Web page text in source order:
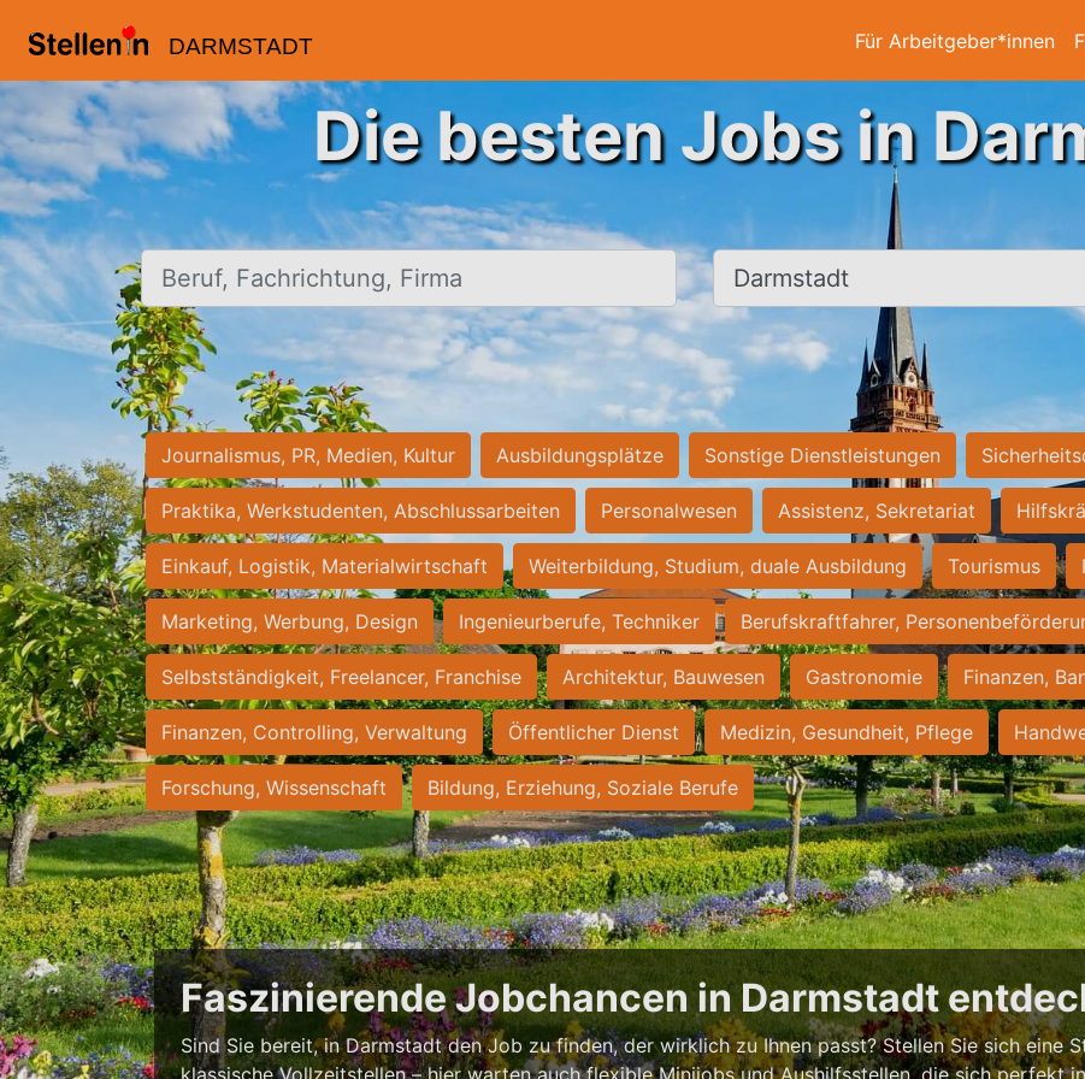
DARMSTADT Für Arbeitgeber*innen
Die besten Jobs in
Beruf, Fachrichtung, Firma Ort, Stadt
Journalismus, PR, Medien, Kultur Ausbildungsplätze Sonstige Dienstleistungen
Praktika, Werkstudenten, Abschlussarbeiten Personalwesen Assistenz, Sekretariat
Einkauf, Logistik, Materialwirtschaft Weiterbildung, Studium, duale Ausbildung Tourismus
Marketing, Werbung, Design Ingenieurberufe, Techniker Berufskraftfahrer,
Selbstständigkeit, Freelancer, Franchise Architektur, Bauwesen Gastronomie Finanzen,
Finanzen, Controlling, Verwaltung Öffentlicher Dienst Medizin, Gesundheit, Pflege
Forschung, Wissenschaft Bildung, Erziehung, Soziale Berufe
Faszinierende Jobchancen in Darmstadt
Sind Sie bereit, in Darmstadt den Job zu finden, der wirklich zu Ihnen passt? Stellen Sie sich eine